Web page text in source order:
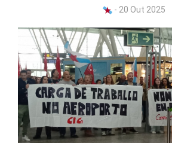
- 20 Out 2025